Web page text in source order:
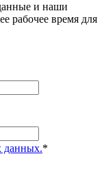
и наши
рабочее время для
данных.*